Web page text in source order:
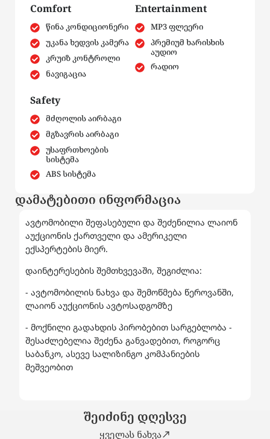
Comfort
წინა კონდიციონერი
უკანა ხედვის კამერა
კრუიზ კონტროლი
ნავიგაცია
Entertainment
MP3 ფლეერი
პრემიუმ ხარისხის
აუდიო
რადიო
Safety
მძღოლის აირბაგი
მგზავრის აირბაგი
უსაფრთხოების
სისტემა
ABS სისტემა
დამატებითი ინფორმაცია
ავტომობილი შეფასებული და შეძენილია ლაიონ
აუქციონის ქართველი და ამერიკელი
ექსპერტების მიერ.
დაინტერესების შემთხვევაში, შეგიძლია:
- ავტომობილის ნახვა და შემოწმება წეროვანში,
ლაიონ აუქციონის ავტოსადგომზე
- მოქნილი გადახდის პირობებით სარგებლობა -
შესაძლებელია შეძენა განვადებით, როგორც
საბანკო, ასევე სალიზინგო კომპანიების
მეშვეობით
შეიძინე დღესვე
ყველას ნახვა